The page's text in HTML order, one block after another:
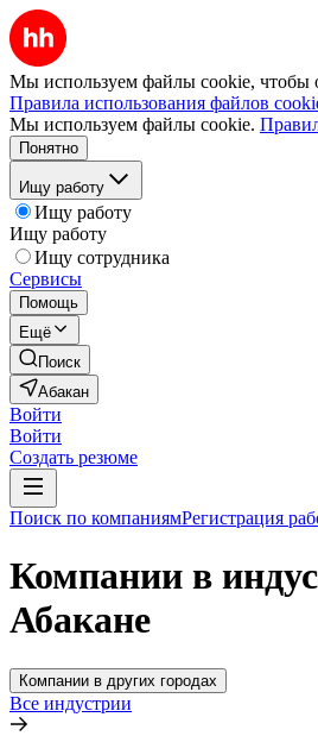
Мы используем файлы cookie, чтобы
Правила использования файлов
Мы используем файлы cookie.
Понятно
Ищу работу
Ищу работу
Ищу работу
Ищу сотрудника
Сервисы
Помощь
Ещё
Поиск
Абакан
Войти
Войти
Создать резюме
Поиск по компаниямРегистрация
Компании в
Абакане
Компании в других городах
Все индустрии